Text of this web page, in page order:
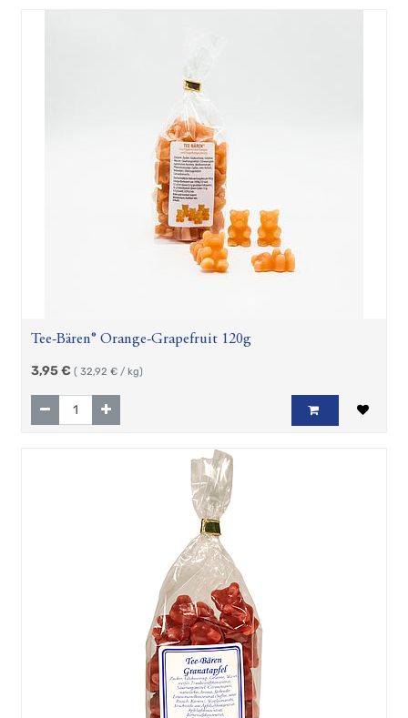
Tee-Bären® Orange-Grapefruit 120g
3,95€ ( 32,92 € / kg)